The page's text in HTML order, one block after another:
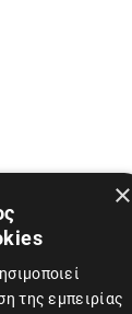
×
της εμπειρίας